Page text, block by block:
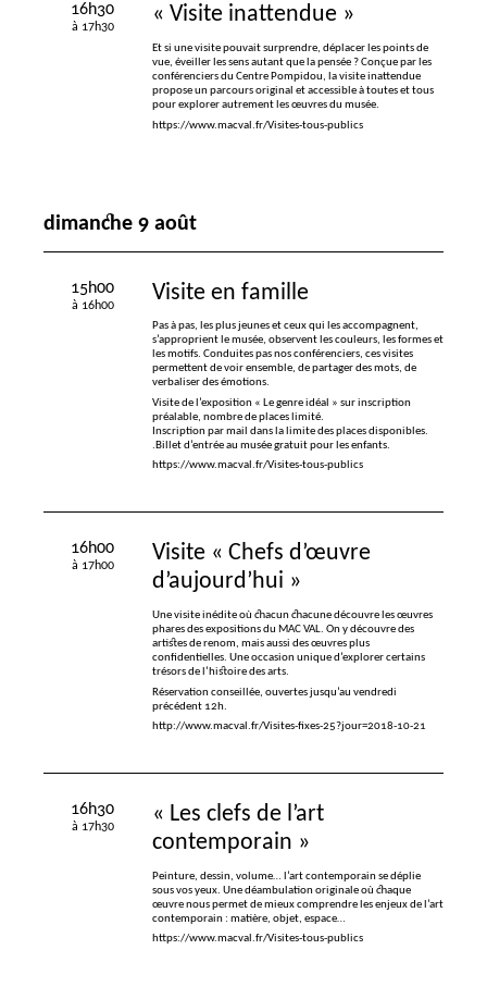
16h30
à 17h30
« Visite inattendue »
Et si une visite pouvait surprendre, déplacer les points de
vue, éveiller les sens autant que la pensée? Conçue par les
conférenciers du Centre Pompidou, la visite inattendue
propose un parcours original et accessible à toutes et tous
pour explorer autrement les œuvres du musée.
https://www.macval.fr/Visites-tous-publics
dimanche 9 août
15h00
à 16h00
Visite en famille
Pas à pas, les plus jeunes et ceux qui les accompagnent,
s’approprient le musée, observent les couleurs, les formes et
les motifs. Conduites pas nos conférenciers, ces visites
permettent de voir ensemble, de partager des mots, de
verbaliser des émotions.
Visite de l’exposition « Le genre idéal » sur inscription
préalable, nombre de places limité.
Inscription par mail dans la limite des places disponibles.
.Billet d’entrée au musée gratuit pour les enfants.
https://www.macval.fr/Visites-tous-publics
16h00
à 17h00
Visite « Chefs d’œuvre
d’aujourd’hui »
Une visite inédite où chacun chacune découvre les œuvres
phares des expositions du MACVAL. On y découvre des
artistes de renom, mais aussi des œuvres plus
confidentielles. Une occasion unique d’explorer certains
trésors de l’histoire des arts.
Réservation conseillée, ouvertes jusqu’au vendredi
précédent 12h.
http://www.macval.fr/Visites-fixes-25?jour=2018-10-21
16h30
à 17h30
« Les clefs de l’art
contemporain »
Peinture, dessin, volume… l’art contemporain se déplie
sous vos yeux. Une déambulation originale où chaque
œuvre nous permet de mieux comprendre les enjeux de l’art
contemporain : matière, objet, espace…
https://www.macval.fr/Visites-tous-publics